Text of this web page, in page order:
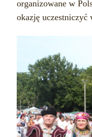
organizowane w
okazję